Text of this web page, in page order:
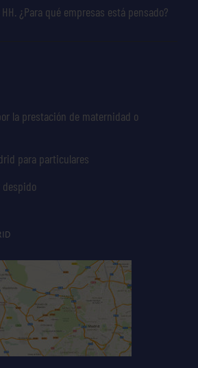
¿Para qué empresas está pensado?
la prestación de maternidad o
para particulares